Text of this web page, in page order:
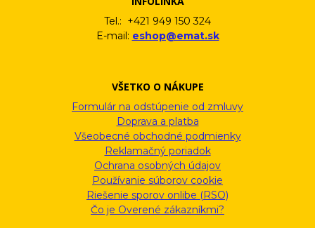
Tel.: +421 949 150 324
E-mail: eshop@emat.sk
VŠETKO O NÁKUPE
Formulár na odstúpenie od zmluvy
Doprava a platba
Všeobecné obchodné podmienky
Reklamačný poriadok
Ochrana osobných údajov
Používanie súborov cookie
Riešenie sporov onlibe (RSO)
Čo je Overené zákazníkmi?